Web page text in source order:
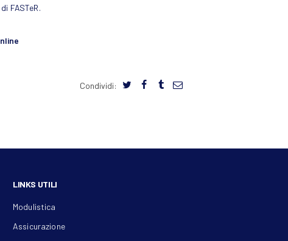
FASTeR.
Condividi:
LINKS UTILI
Modulistica
Assicurazione